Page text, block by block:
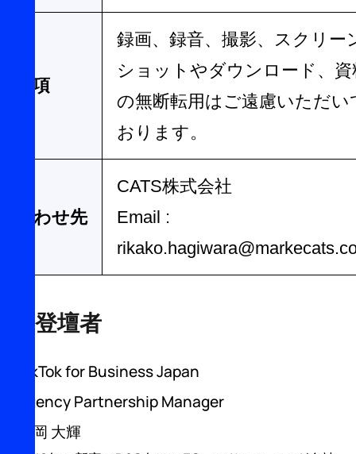
事項
録画、録音、撮影、スクリー
ショットやダウンロード、資
の無断転用はご遠慮いただい
おります。
合わせ先
CATS株式会社
Email :
登壇者
TikTok for Business Japan
Agency Partnership Manager
吉岡 大輝